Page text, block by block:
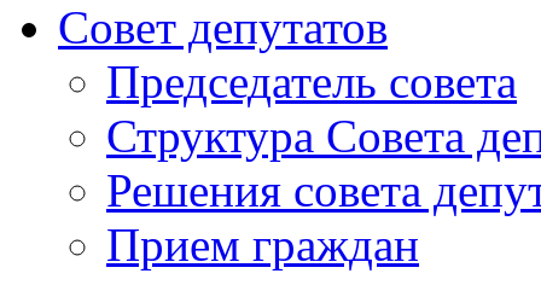
Совет депутатов
Председатель совета
Структура Совета
Решения совета
Прием граждан